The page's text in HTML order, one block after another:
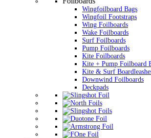
Wingfoilboard Bags
Wingfoil Footstraps
Wing Foilboards
Wake Foilboards
Surf Foilboards
Pump Foilboards
Kite Foilboards
Kite + Pump Foilboard
Kite & Surf
Downwind Foilboards
Deckpads